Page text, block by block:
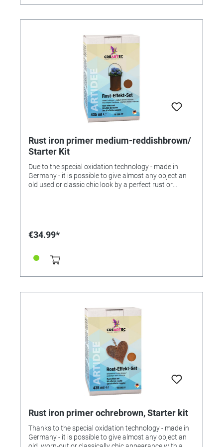
oxidized verdigris effect you achieve the effect that
as valuable by the treatment. Especially ideal for small
figures, vessels or reliefs. 345628 - Metallgrund gold -
with verdigris effect Package content: - 1 tin universal
primer colorless, 125ml - 1 tin metal primer gold,
125ml - 1 tin oxidizing medium, 125ml - 1 bottle metal
preserving zapon varnish, 60ml - 2 stirrers - 2
protective gloves Incl. Instructions for Use.
Rust iron primer medium-reddishbrown/
Starter Kit
Due to the special oxidation technology - made in
Germany - it is possible to give almost any object an
old used or classic chic look by a perfect rust or
the objects to make a valuable antique or a precious
mirror frames, figures, reliefs, bowls, pitchers,
lanterns, house doors, garden gates, lamps, furniture,
effect, it is best to choose flat, smooth or roughly
tubs, rain barrels, vehicles, etc.). The look becomes
"rustic" by the oxidation, partly also dirty. Almost
pollutant-free and completely non-toxic! 345627 -
starter set iron base with rust effect (medium-brown).
Package Contents: - 1 tin universal primer colorless,
125ml - 1 tin iron base, 125ml (about 250g) - 1 tin
oxidizing medium, 125ml - 1 bottle metal preserving
zapon varnish, 60ml - 2 stirrers - 2 protective gloves
Incl. Instructions for Use.
€34.99*
Rust iron primer ochrebrown, Starter kit
Thanks to the special oxidation technology - made in
Germany - it is possible to give almost any object an